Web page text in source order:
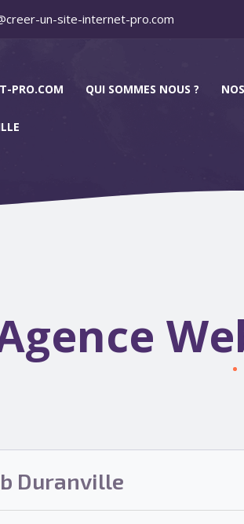
un-site-internet-pro.com
PRO.COM QUI SOMMES NOUS ?
Duranville